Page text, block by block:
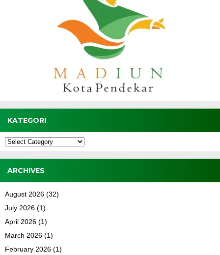
KATEGORI
Kategori
ARCHIVES
August 2026 (32)
July 2026 (1)
April 2026 (1)
March 2026 (1)
February 2026 (1)